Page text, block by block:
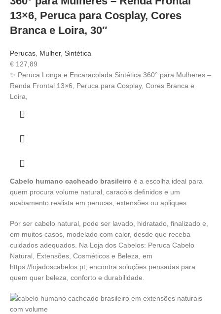
13×6, Peruca para Cosplay, Cores
Branca e Loira, 30″
Perucas Mulher, Sintética
€ 127,89
✨ Peruca Longa e Encaracolada Sintética 360° para Mulheres –
Renda Frontal 13×6, Peruca para Cosplay, Cores Branca e
Loira,
Cabelo humano cacheado brasileiro é a escolha ideal para
quem procura volume natural, caracóis definidos e um
acabamento realista em perucas, extensões ou apliques.
Por ser cabelo natural, pode ser lavado, hidratado, finalizado e,
em muitos casos, modelado com calor, desde que receba
cuidados adequados. Na Loja dos Cabelos: Peruca Cabelo
Natural, Extensões, Cosméticos e Beleza, em
https://lojadoscabelos.pt, encontra soluções pensadas para
quem quer beleza, conforto e durabilidade.